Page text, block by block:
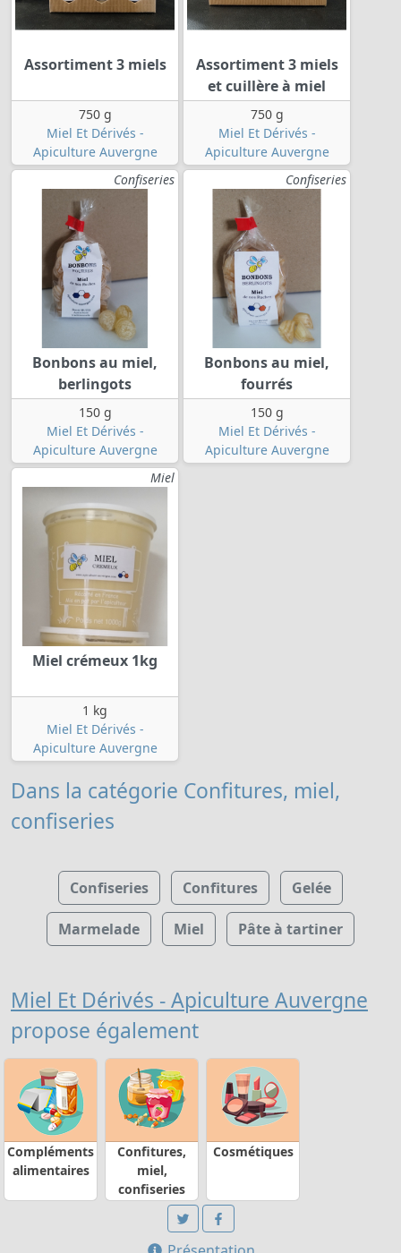
Assortiment 3 miels
750 g
Miel Et Dérivés -
Apiculture Auvergne
Assortiment 3 miels
et cuillère à miel
750 g
Miel Et Dérivés -
Apiculture Auvergne
Confiseries
Bonbons au miel,
berlingots
150 g
Miel Et Dérivés -
Apiculture Auvergne
Confiseries
Bonbons au miel,
fourrés
150 g
Miel Et Dérivés -
Apiculture Auvergne
Miel
Miel crémeux 1kg
1 kg
Miel Et Dérivés -
Apiculture Auvergne
Dans la catégorie Confitures, miel,
confiseries
Confiseries Confitures Gelée
Marmelade Miel Pâte à tartiner
Miel Et Dérivés - Apiculture Auvergne
propose également
Compléments
alimentaires
Confitures,
miel,
confiseries
Cosmétiques